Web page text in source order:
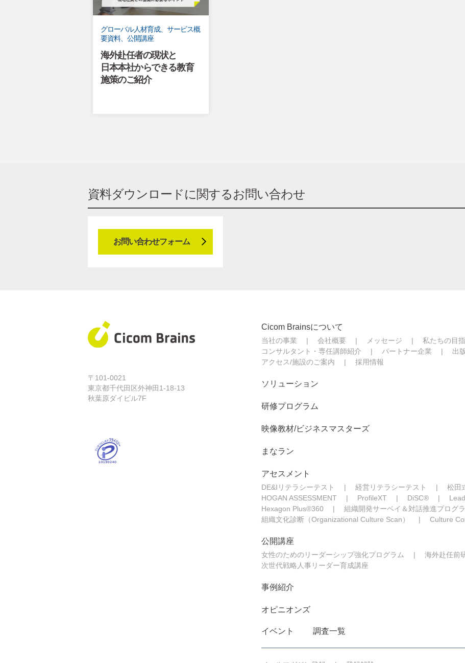
グローバル人材育成、サービス概
要資料、公開講座
海外赴任者の現状と
日本本社からできる教育
施策のご紹介
資料ダウンロードに関するお問い合わせ
お問い合わせフォーム
Cicom Brainsについて
当社の事業 会社概要 メッセージ
私たちの目
コンサルタント・専任講師紹介
パートナー企業
出
アクセス/施設のご案内
採用情報
ソリューション
研修プログラム
映像教材/ビジネスマスターズ
まなラン
アセスメント
DE&Iリテラシーテスト 経営リテラシーテスト
松田
HOGAN ASSESSMENT
ProfileXT DiSC®
Hexagon Plus®360
組織開発サーベイ＆対話推進プログ
組織文化診断（Organizational Culture Scan）
Culture
公開講座
女性のためのリーダーシップ強化プログラム
海外赴任前
次世代戦略人事リーダー育成講座
事例紹介
オピニオンズ
イベント 調査一覧
〒101-0021
東京都千代田区外神田1-18-13
秋葉原ダイビル7F